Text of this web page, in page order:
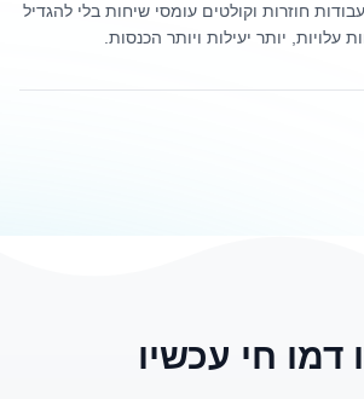
חוזרות וקולטים עומסי שיחות בלי להגדיל
עלויות, יותר יעילות ויותר הכנסות.
דמו חי עכשיו